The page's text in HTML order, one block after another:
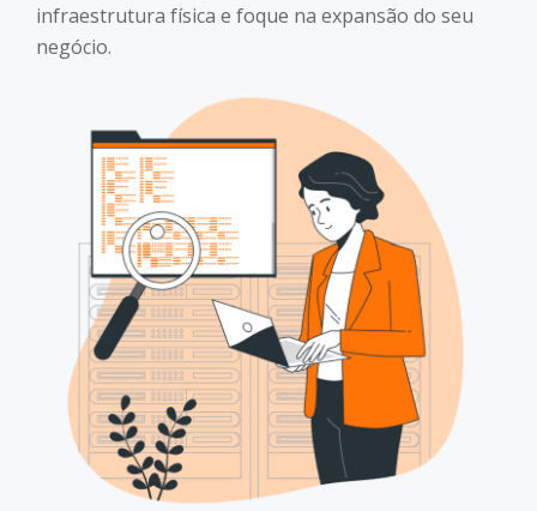
infraestrutura física e foque na expansão do seu
negócio.